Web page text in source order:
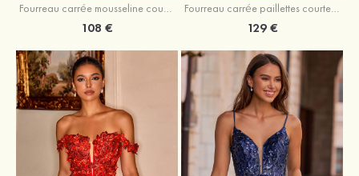
Fourreau carrée mousseline courte/mini robe de fête de la rentré avec volants
108 €
Fourreau carrée paillettes courte/mini robe de fête de la rentrée
129 €